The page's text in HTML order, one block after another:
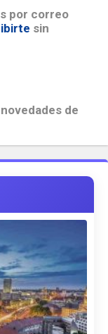
por correo
sin
de